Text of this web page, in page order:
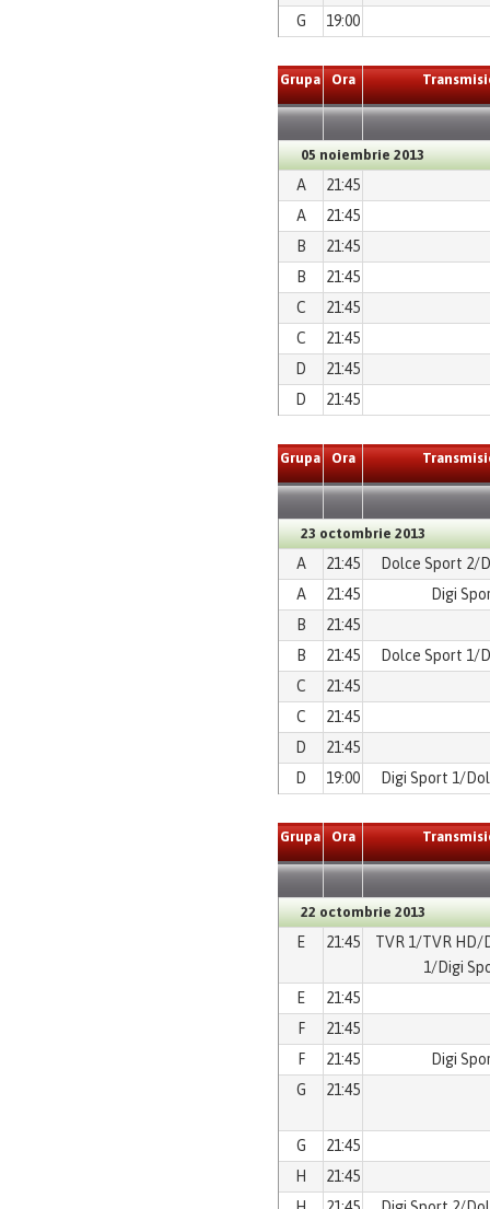
G
19:00
Grupa Ora
05 noiembrie 2013
A
21:45
A
21:45
B
21:45
B
21:45
C
21:45
C
21:45
D
21:45
D
21:45
Grupa Ora
23 octombrie 2013
A 21:45
Dolce Sport 2/
A
21:45
Digi
B
21:45
B
21:45
Dolce Sport 1/
C
21:45
C
21:45
D
21:45
D
19:00 Digi Sport 1/
Grupa Ora
22 octombrie 2013
E 21:45
TVR 1/TVR HD/
1/Digi
E
21:45
F
21:45
F
21:45
Digi
G
21:45
G
21:45
H
21:45